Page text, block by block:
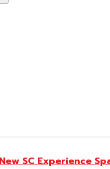
New SC Experience